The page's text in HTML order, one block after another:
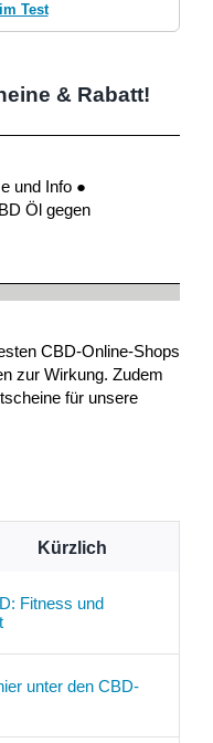
Test
& Rabatt!
und Info ●
Öl gegen
CBD-Online-Shops
zur Wirkung. Zudem
für unsere
Kürzlich
Fitness und
unter den CBD-